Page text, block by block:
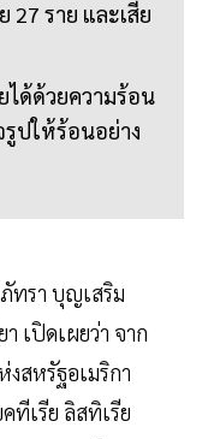
27 ราย และเสีย
ได้ด้วยความร้อน
ปให้ร้อนอย่าง
ทรา บุญเสริม
เปิดเผยว่า จาก
สหรัฐอเมริกา
ทีเรีย ลิสทิเรีย